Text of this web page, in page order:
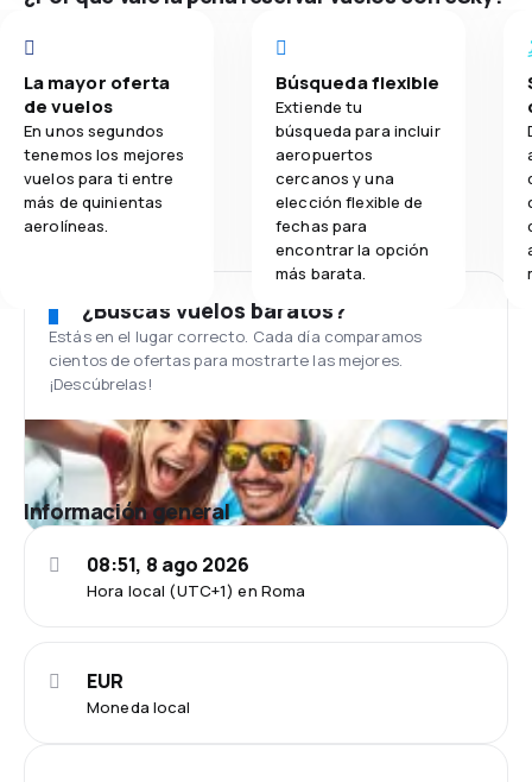
La mayor oferta
de vuelos
En unos segundos
tenemos los mejores
vuelos para ti entre
más de quinientas
aerolíneas.
Búsqueda flexible
Extiende tu
búsqueda para incluir
aeropuertos
cercanos y una
elección flexible de
fechas para
encontrar la opción
más barata.
¿Buscas vuelos baratos?
Estás en el lugar correcto. Cada día comparamos
cientos de ofertas para mostrarte las mejores.
¡Descúbrelas!
Información general
Hora local (UTC+1) en Roma
08:51, 8 ago 2026
Moneda local
EUR